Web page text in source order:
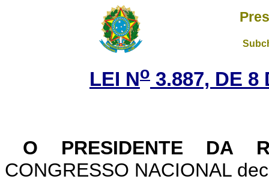
LEI No 3.887, DE 8
O PRESIDENTE DA
CONGRESSO NACIONAL